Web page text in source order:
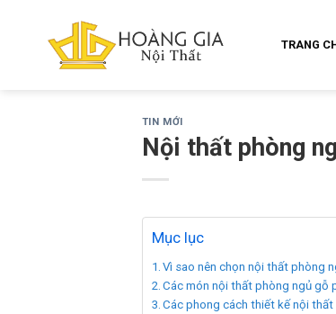
TRANG
TIN MỚI
Nội thất phòng
Mục lục
Vì sao nên chọn nội thất phòng
Các món nội thất phòng ngủ gỗ
Các phong cách thiết kế nội